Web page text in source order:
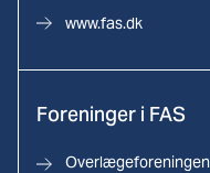
www.fas.dk
Foreninger i FAS
Overlægeforeningen